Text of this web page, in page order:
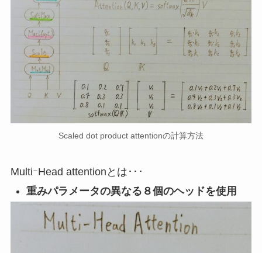
Scaled dot product attentionの計算方法
MultiｰHead attentionとは･･･
重みパラメータの異なる８個のヘッドを使用